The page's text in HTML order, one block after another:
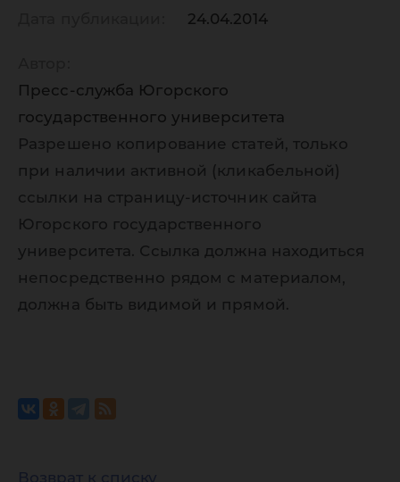
24.04.2014
Пресс-служба Югорского
государственного университета
Разрешено копирование статей, только
при наличии активной (кликабельной)
ссылки на страницу-источник сайта
Югорского государственного
университета. Ссылка должна находиться
непосредственно рядом с материалом,
должна быть видимой и прямой.
Возврат к списку